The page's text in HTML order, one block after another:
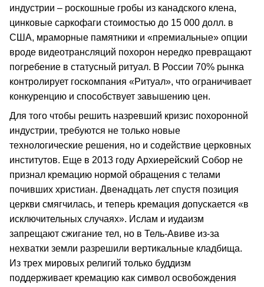
индустрии – роскошные гробы из канадского клена,
цинковые саркофаги стоимостью до 15 000 долл. в
США, мраморные памятники и «премиальные» опции
вроде видеотрансляций похорон нередко превращают
погребение в статусный ритуал. В России 70% рынка
контролирует госкомпания «Ритуал», что ограничивает
конкуренцию и способствует завышению цен.
Для того чтобы решить назревший кризис похоронной
индустрии, требуются не только новые
технологические решения, но и содействие церковных
институтов. Еще в 2013 году Архиерейский Собор не
признал кремацию нормой обращения с телами
почивших христиан. Двенадцать лет спустя позиция
церкви смягчилась, и теперь кремация допускается «в
исключительных случаях». Ислам и иудаизм
запрещают сжигание тел, но в Тель-Авиве из-за
нехватки земли разрешили вертикальные кладбища.
Из трех мировых религий только буддизм
поддерживает кремацию как символ освобождения